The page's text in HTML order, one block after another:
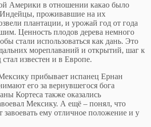
Америки в отношении какао было
Индейцы, проживавшие на их
плантации, и урожай год от года
Ценность плодов дерева немного
стали использоваться как дань. Это
мореплаваний и открытий, шаг к
известен и в Европе.
прибывает испанец Ернан
его за вернувшегося бога
Кортеса также оказались
Мексику. А ещё – понял, что
завоевать ему отличное положение и у